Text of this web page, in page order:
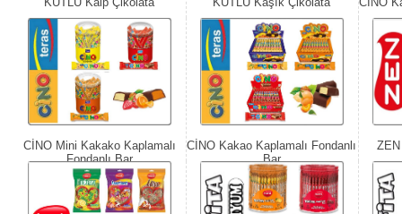
CİNO Mini Kakako Kaplamalı
Fondanlı Bar
CİNO Kakao Kaplamalı Fondanlı
Bar
ZEN